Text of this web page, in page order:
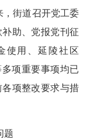
，街道召开党工委
补助、党报党刊征
使用、延陵社区
多项重要事项均已
项整改要求与措
题